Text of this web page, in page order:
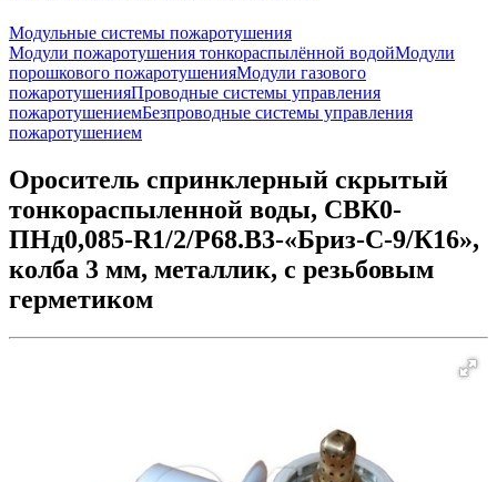
Модульные системы пожаротушения
Модули пожаротушения тонкораспылённой водойМодули
порошкового пожаротушенияМодули газового
пожаротушенияПроводные системы управления
пожаротушениемБезпроводные системы управления
пожаротушением
Ороситель спринклерный скрытый
тонкораспыленной воды, CВК0-
ПНд0,085-R1/2/P68.B3-«Бриз-С-9/К16»,
колба 3 мм, металлик, с резьбовым
герметиком